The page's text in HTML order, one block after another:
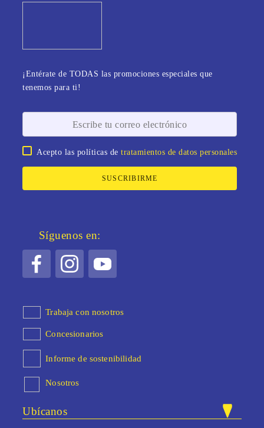
¡Entérate de TODAS las promociones especiales que
tenemos para ti!
Acepto las políticas detratamientos de datos personales
SUSCRIBIRME
Síguenos en:
Trabaja con nosotros
Concesionarios
Informe de sostenibilidad
Nosotros
Ubícanos